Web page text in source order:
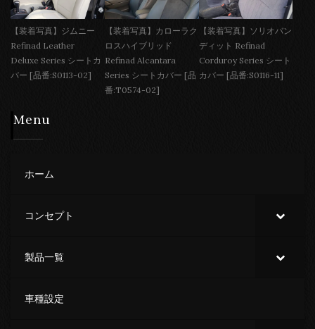
【装着写真】ジムニー
Refinad Leather
Deluxe Series シートカ
バー [品番:S0113-02]
【装着写真】カローラク
ロスハイブリッド
Refinad Alcantara
Series シートカバー [品
番:T0574-02]
【装着写真】ソリオバン
ディット Refinad
Corduroy Series シート
カバー [品番:S0116-11]
Menu
ホーム
コンセプト
製品一覧
車種設定